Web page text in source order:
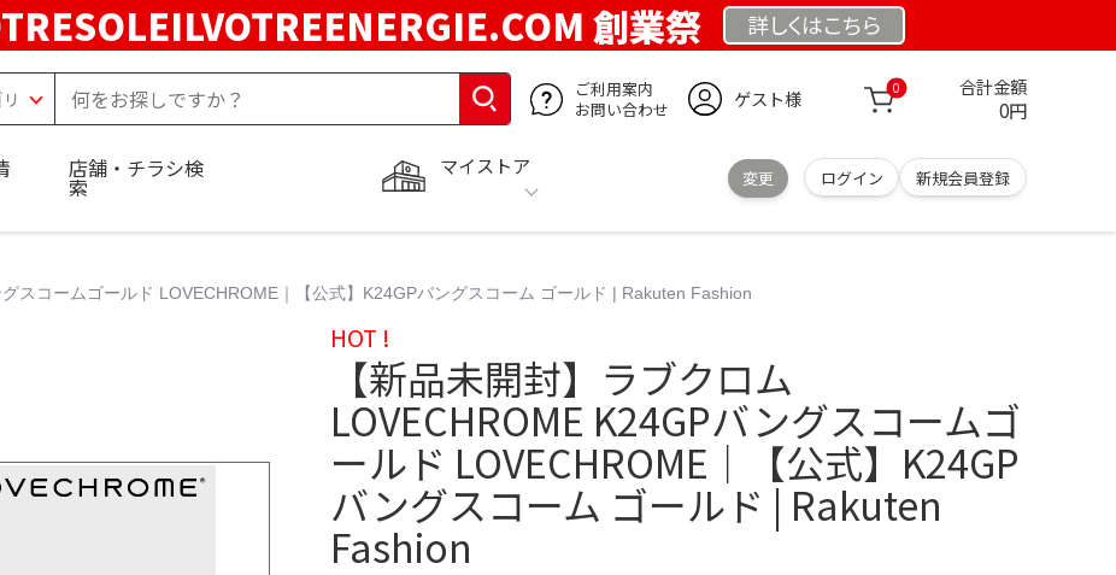
創業祭 詳しくはこちら
ご利用案内
お問い合わせ
ゲスト様 0 合計金額
0円
マイストア
変更 ログイン 新規会員登録
店舗・チラシ検
索
スコームゴールド LOVECHROME｜【公式】K24GPバングスコーム ゴールド | Rakuten Fashion
HOT !
【新品未開封】ラブクロム
LOVECHROME K24GPバングスコームゴ
ールド LOVECHROME｜【公式】K24GP
バングスコーム ゴールド | Rakuten
Fashion